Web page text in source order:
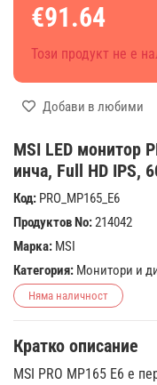
MSI LED монитор
инча, Full HD IPS,
Код: PRO_MP165_E6
Продуктов No:214042
Марка: MSI
Категория: Монитори и
Няма наличност
Кратко описание
MSI PRO MP165 E6 е
€91.64
Този продукт не е
Добави в любими